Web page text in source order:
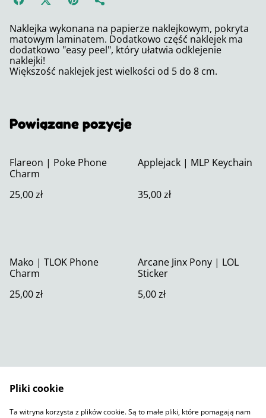
Naklejka wykonana na papierze naklejkowym, pokryta
matowym laminatem. Dodatkowo część naklejek ma
dodatkowo "easy peel", który ułatwia odklejenie
naklejki!
Większość naklejek jest wielkości od 5 do 8 cm.
Powiązane pozycje
Flareon | Poke Phone
Charm
25,00 zł
Applejack | MLP Keychain
35,00 zł
Mako | TLOK Phone
Charm
25,00 zł
Arcane Jinx Pony | LOL
Sticker
5,00 zł
Pliki cookie
Ta witryna korzysta z plików cookie. Są to małe pliki, które pomagają nam